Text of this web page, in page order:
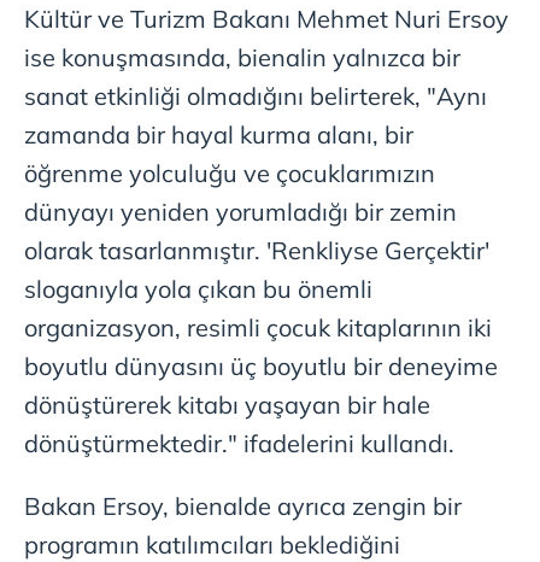
Kültür ve Turizm Bakanı Mehmet Nuri Ersoy
ise konuşmasında, bienalin yalnızca bir
sanat etkinliği olmadığını belirterek, "Aynı
zamanda bir hayal kurma alanı, bir
öğrenme yolculuğu ve çocuklarımızın
dünyayı yeniden yorumladığı bir zemin
olarak tasarlanmıştır. 'Renkliyse Gerçektir'
sloganıyla yola çıkan bu önemli
organizasyon, resimli çocuk kitaplarının iki
boyutlu dünyasını üç boyutlu bir deneyime
dönüştürerek kitabı yaşayan bir hale
dönüştürmektedir." ifadelerini kullandı.
Bakan Ersoy, bienalde ayrıca zengin bir
programın katılımcıları beklediğini